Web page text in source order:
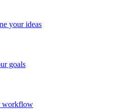
your ideas
goals
workflow